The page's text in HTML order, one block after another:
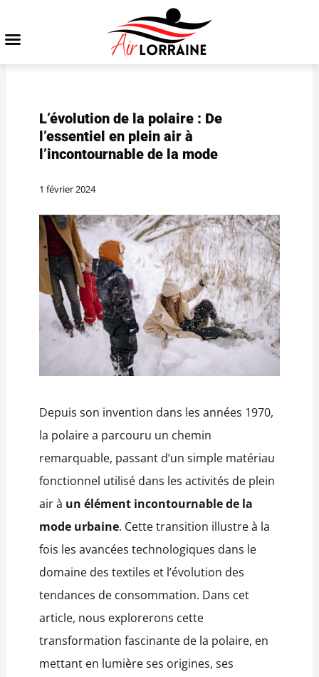
L’évolution de la polaire : De
l’essentiel en plein air à
l’incontournable de la mode
1 février 2024
Depuis son invention dans les années 1970,
la polaire a parcouru un chemin
remarquable, passant d’un simple matériau
fonctionnel utilisé dans les activités de plein
air à un élément incontournable de la
mode urbaine. Cette transition illustre à la
fois les avancées technologiques dans le
domaine des textiles et l’évolution des
tendances de consommation. Dans cet
article, nous explorerons cette
transformation fascinante de la polaire, en
mettant en lumière ses origines, ses